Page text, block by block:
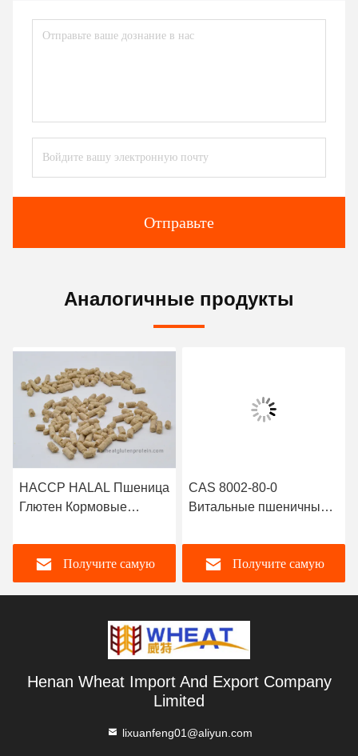
Отправьте
Аналогичные продукты
HACCP HALAL Пшеница
Глютен Кормовые
добавки питания
Получите самую
CAS 8002-80-0
Витальные пшеничные
Кормовая добавка для
аквакультурыПолучите самую
Henan Wheat Import And Export Company
Limited
lixuanfeng01@aliyun.com